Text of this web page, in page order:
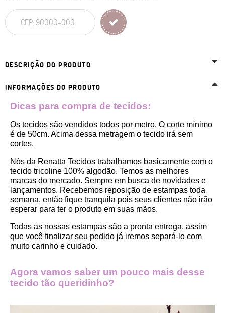
DESCRIÇÃO DO PRODUTO
INFORMAÇÕES DO PRODUTO
Dicas para compra de tecidos:
Os tecidos são vendidos todos por metro. O corte mínimo
é de 50cm. Acima dessa metragem o tecido irá sem
cortes.
Nós da Renatta Tecidos trabalhamos basicamente com o
tecido tricoline 100% algodão. Temos as melhores
marcas do mercado. Sempre em busca de novidades e
lançamentos. Recebemos reposição de estampas toda
semana, então fique tranquila pois seus clientes não irão
esperar para ter o produto em suas mãos.
Todas as nossas estampas são a pronta entrega, assim
que você finalizar seu pedido já iremos separá-lo com
muito carinho e cuidado.
Agora vamos saber um pouco mais desse
tecido tão queridinho?